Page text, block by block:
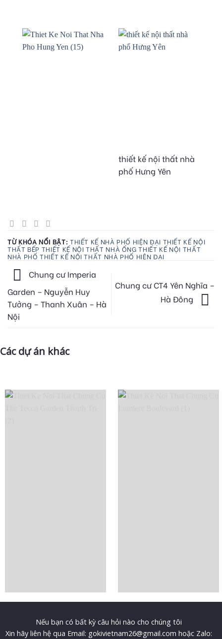
thiết kế nội thất nhà
phố Hưng Yên
TỪ KHÓA NỔI BẬT: THIẾT KẾ NHÀ PHỐ HIỆN ĐẠI THIẾT KẾ NỘI
THẤT BẾP THIẾT KẾ NỘI THẤT NHÀ ỐNG THIẾT KẾ NỘI THẤT
NHÀ PHỐ THIẾT KẾ NỘI THẤT NHÀ PHỐ HIỆN ĐẠI
Chung cư Imperia
Garden – Nguyễn Huy
Tưởng – Thanh Xuân – Hà
Nội
Chung cư CT4 Yên Nghĩa –
Hà Đông
Các dự án khác
Nếu bạn có bất kỳ câu hỏi nào cho chúng tôi
Xin hãy liên hệ qua Email: gokivietnam26@gmail.com hoặc Zalo: